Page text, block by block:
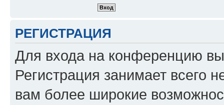
РЕГИСТРАЦИЯ
Для входа на конференцию
Регистрация занимает всего
вам более широкие